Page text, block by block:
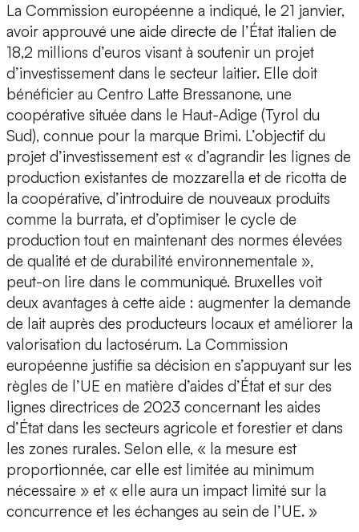
La Commission européenne a indiqué, le 21 janvier,
avoir approuvé une aide directe de l’État italien de
18,2 millions d’euros visant à soutenir un projet
d’investissement dans le secteur laitier. Elle doit
bénéficier au Centro Latte Bressanone, une
coopérative située dans le Haut-Adige (Tyrol du
Sud), connue pour la marque Brimi. L’objectif du
projet d’investissement est « d’agrandir les lignes de
production existantes de mozzarella et de ricotta de
la coopérative, d’introduire de nouveaux produits
comme la burrata, et d’optimiser le cycle de
production tout en maintenant des normes élevées
de qualité et de durabilité environnementale »,
peut-on lire dans le communiqué. Bruxelles voit
deux avantages à cette aide : augmenter la demande
de lait auprès des producteurs locaux et améliorer la
valorisation du lactosérum. La Commission
européenne justifie sa décision en s’appuyant sur les
règles de l’UE en matière d’aides d’État et sur des
lignes directrices de 2023 concernant les aides
d’État dans les secteurs agricole et forestier et dans
les zones rurales. Selon elle, « la mesure est
proportionnée, car elle est limitée au minimum
nécessaire » et « elle aura un impact limité sur la
concurrence et les échanges au sein de l’UE. »